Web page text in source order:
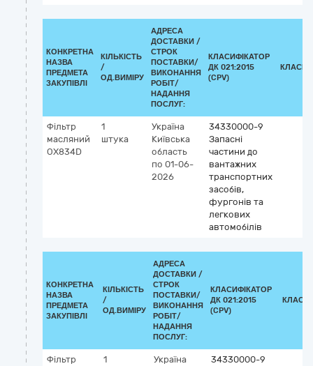
КОНКРЕТНА
НАЗВА
ПРЕДМЕТА
ЗАКУПІВЛІ
КІЛЬКІСТЬ
/
ОД.ВИМІРУ
АДРЕСА
ДОСТАВКИ /
СТРОК
ПОСТАВКИ/
ВИКОНАННЯ
РОБІТ/
НАДАННЯ
ПОСЛУГ:
КЛАСИФІКАТОР
ДК 021:2015
(CPV)
Фільтр
масляний
OX834D
1
штука
Україна
Київська
область
по 01-06-
2026
34330000-9
Запасні
частини до
вантажних
транспортних
засобів,
фургонів та
легкових
автомобілів
КОНКРЕТНА
НАЗВА
ПРЕДМЕТА
ЗАКУПІВЛІ
КІЛЬКІСТЬ
/
ОД.ВИМІРУ
АДРЕСА
ДОСТАВКИ /
СТРОК
ПОСТАВКИ/
ВИКОНАННЯ
РОБІТ/
НАДАННЯ
ПОСЛУГ:
КЛАСИФІКАТОР
ДК 021:2015
(CPV)
Фільтр
1
Україна
34330000-9